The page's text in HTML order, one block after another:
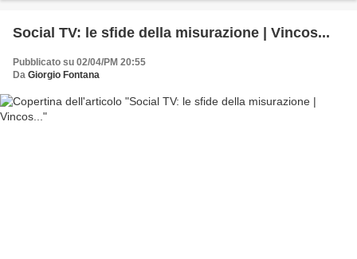
Social TV: le sfide della misurazione | Vincos...
Pubblicato su 02/04/PM 20:55
Da Giorgio Fontana